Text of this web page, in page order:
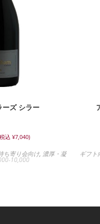
ーズ シラー
込 ¥7,040)
ち寄り会向け, 濃厚・凝
10,000
ギフト